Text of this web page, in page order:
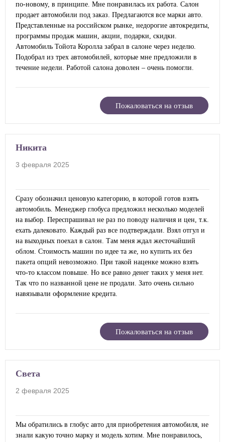
по-новому, в принципе. Мне понравилась их работа. Салон
продает автомобили под заказ. Предлагаются все марки авто.
Представленные на российском рынке, недорогие автокредиты,
программы продаж машин, акции, подарки, скидки.
Автомобиль Тойота Королла забрал в салоне через неделю.
Подобрал из трех автомобилей, которые мне предложили в
течение недели. Работой салона доволен – очень помогли.
Пожаловаться на отзыв
Никита
3 февраля 2025
Сразу обозначил ценовую категорию, в которой готов взять
автомобиль. Менеджер глобуса предложил несколько моделей
на выбор. Переспрашивал не раз по поводу наличия и цен, т.к.
ехать далековато. Каждый раз все подтверждали. Взял отгул и
на выходных поехал в салон. Там меня ждал жесточайший
облом. Стоимость машин по идее та же, но купить их без
пакета опций невозможно. При такой наценке можно взять
что-то классом повыше. Но все равно денег таких у меня нет.
Так что по названной цене не продали. Зато очень сильно
навязывали оформление кредита.
Пожаловаться на отзыв
Света
2 февраля 2025
Мы обратились в глобус авто для приобретения автомобиля, не
знали какую точно марку и модель хотим. Мне понравилось,